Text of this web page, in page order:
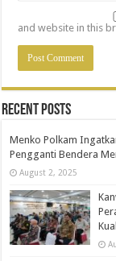
and website in this
Recent Posts
Menko Polkam
Pengganti Bendera
August 2, 2025